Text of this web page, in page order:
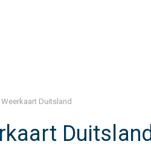
Weerkaart Duitsland
Duitsland